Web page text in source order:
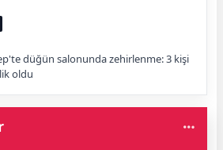
düğün salonunda zehirlenme: 3 kişi
oldu